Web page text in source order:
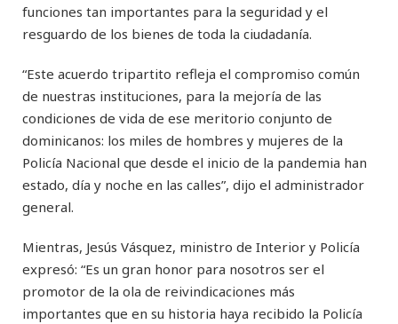
funciones tan importantes para la seguridad y el
resguardo de los bienes de toda la ciudadanía.
“Este acuerdo tripartito refleja el compromiso común
de nuestras instituciones, para la mejoría de las
condiciones de vida de ese meritorio conjunto de
dominicanos: los miles de hombres y mujeres de la
Policía Nacional que desde el inicio de la pandemia han
estado, día y noche en las calles”, dijo el administrador
general.
Mientras, Jesús Vásquez, ministro de Interior y Policía
expresó: “Es un gran honor para nosotros ser el
promotor de la ola de reivindicaciones más
importantes que en su historia haya recibido la Policía